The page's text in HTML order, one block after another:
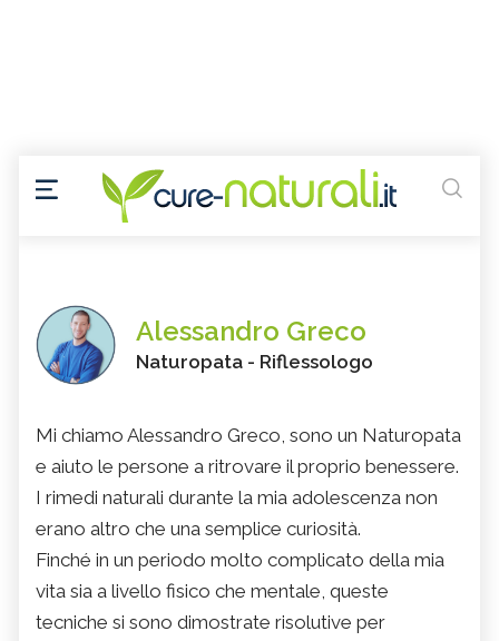
Alessandro Greco
Naturopata - Riflessologo
Mi chiamo Alessandro Greco, sono un Naturopata
e aiuto le persone a ritrovare il proprio benessere.
I rimedi naturali durante la mia adolescenza non
erano altro che una semplice curiosità.
Finché in un periodo molto complicato della mia
vita sia a livello fisico che mentale, queste
tecniche si sono dimostrate risolutive per